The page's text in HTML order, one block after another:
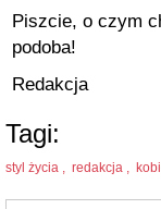
Piszcie, o czym
podoba!
Redakcja
Tagi:
styl życia , redakcja ,